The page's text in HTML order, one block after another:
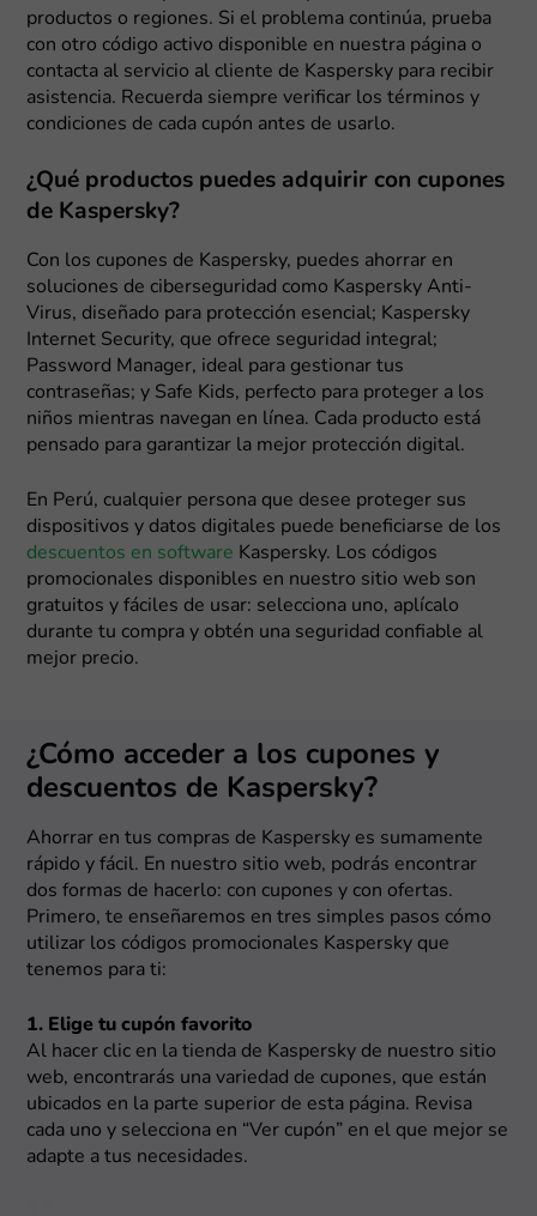
productos o regiones. Si el problema continúa, prueba
con otro código activo disponible en nuestra página o
contacta al servicio al cliente de Kaspersky para recibir
asistencia. Recuerda siempre verificar los términos y
condiciones de cada cupón antes de usarlo.
¿Qué productos puedes adquirir con cupones
de Kaspersky?
Con los cupones de Kaspersky, puedes ahorrar en
soluciones de ciberseguridad como Kaspersky Anti-
Virus, diseñado para protección esencial; Kaspersky
Internet Security, que ofrece seguridad integral;
Password Manager, ideal para gestionar tus
contraseñas; y Safe Kids, perfecto para proteger a los
niños mientras navegan en línea. Cada producto está
pensado para garantizar la mejor protección digital.
En Perú, cualquier persona que desee proteger sus
dispositivos y datos digitales puede beneficiarse de los
descuentos en software Kaspersky. Los códigos
promocionales disponibles en nuestro sitio web son
gratuitos y fáciles de usar: selecciona uno, aplícalo
durante tu compra y obtén una seguridad confiable al
mejor precio.
¿Cómo acceder a los cupones y
descuentos de Kaspersky?
Ahorrar en tus compras de Kaspersky es sumamente
rápido y fácil. En nuestro sitio web, podrás encontrar
dos formas de hacerlo: con cupones y con ofertas.
Primero, te enseñaremos en tres simples pasos cómo
utilizar los códigos promocionales Kaspersky que
tenemos para ti:
1. Elige tu cupón favorito
Al hacer clic en la tienda de Kaspersky de nuestro sitio
web, encontrarás una variedad de cupones, que están
ubicados en la parte superior de esta página. Revisa
cada uno y selecciona en “Ver cupón” en el que mejor se
adapte a tus necesidades.